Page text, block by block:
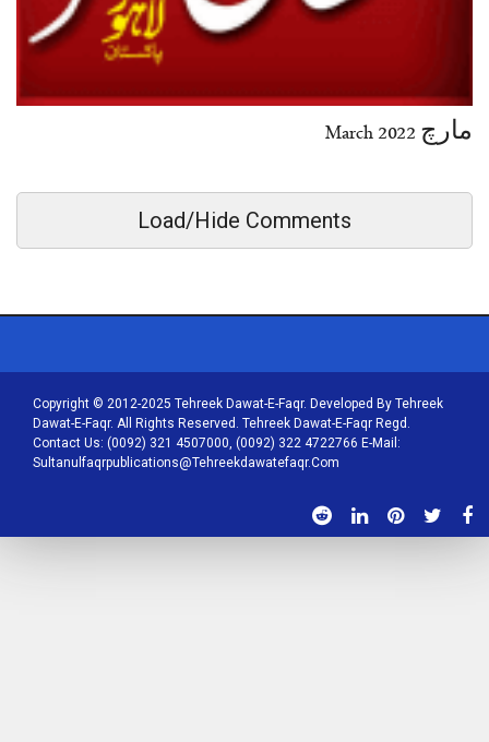
مارچ March 2022
Load/Hide Comments
Copyright © 2012-2025 Tehreek Dawat-E-Faqr. Developed By Tehreek
Dawat-E-Faqr. All Rights Reserved. Tehreek Dawat-E-Faqr Regd.
Contact Us: (0092) 321 4507000, (0092) 322 4722766 E-Mail:
Sultanulfaqrpublications@tehreekdawatefaqr.com